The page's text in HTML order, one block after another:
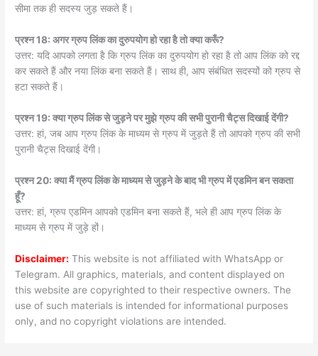
सीमा तक ही सदस्य जुड़ सकते हैं।
प्रश्न 18: अगर ग्रुप लिंक का दुरुपयोग हो रहा है तो क्या करूँ?
उत्तर: यदि आपको लगता है कि ग्रुप लिंक का दुरुपयोग हो रहा है तो आप लिंक को रद्द
कर सकते हैं और नया लिंक बना सकते हैं। साथ ही, आप संबंधित सदस्यों को ग्रुप से
हटा सकते हैं।
प्रश्न 19: क्या ग्रुप लिंक से जुड़ने पर मुझे ग्रुप की सभी पुरानी चैट्स दिखाई देंगी?
उत्तर: हां, जब आप ग्रुप लिंक के माध्यम से ग्रुप में जुड़ते हैं तो आपको ग्रुप की सभी
पुरानी चैट्स दिखाई देंगी।
प्रश्न 20: क्या मैं ग्रुप लिंक के माध्यम से जुड़ने के बाद भी ग्रुप में एडमिन बन सकता
हूँ?
उत्तर: हां, ग्रुप एडमिन आपको एडमिन बना सकते हैं, भले ही आप ग्रुप लिंक के
माध्यम से ग्रुप में जुड़े हों।
Disclaimer: This website is not affiliated with WhatsApp or
Telegram. All graphics, materials, and content displayed on
this website are copyrighted to their respective owners. The
use of such materials is intended for informational purposes
only, and no copyright violations are intended.